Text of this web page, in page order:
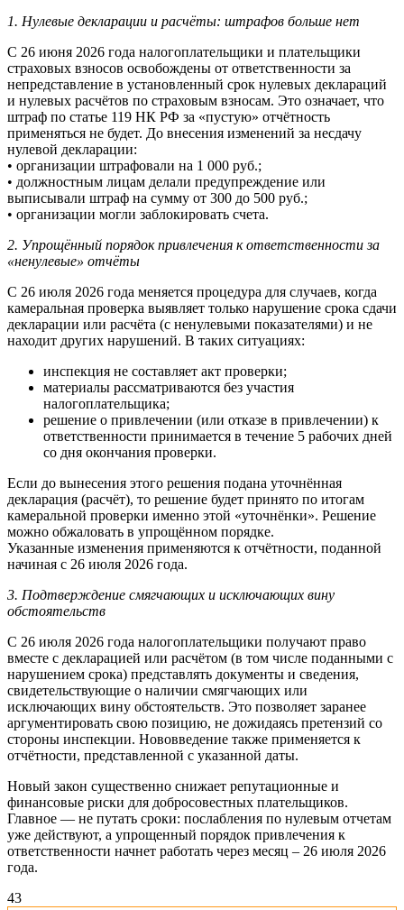
1. Нулевые декларации и расчёты: штрафов больше нет
С 26 июня 2026 года налогоплательщики и плательщики
страховых взносов освобождены от ответственности за
непредставление в установленный срок нулевых деклараций
и нулевых расчётов по страховым взносам. Это означает, что
штраф по статье 119 НК РФ за «пустую» отчётность
применяться не будет. До внесения изменений за несдачу
нулевой декларации:
• организации штрафовали на 1 000 руб.;
• должностным лицам делали предупреждение или
выписывали штраф на сумму от 300 до 500 руб.;
• организации могли заблокировать счета.
2. Упрощённый порядок привлечения к ответственности за
«ненулевые» отчёты
С 26 июля 2026 года меняется процедура для случаев, когда
камеральная проверка выявляет только нарушение срока сдачи
декларации или расчёта (с ненулевыми показателями) и не
находит других нарушений. В таких ситуациях:
инспекция не составляет акт проверки;
материалы рассматриваются без участия
налогоплательщика;
решение о привлечении (или отказе в привлечении) к
ответственности принимается в течение 5 рабочих дней
со дня окончания проверки.
Если до вынесения этого решения подана уточнённая
декларация (расчёт), то решение будет принято по итогам
камеральной проверки именно этой «уточнёнки». Решение
можно обжаловать в упрощённом порядке.
Указанные изменения применяются к отчётности, поданной
начиная с 26 июля 2026 года.
3. Подтверждение смягчающих и исключающих вину
обстоятельств
С 26 июля 2026 года налогоплательщики получают право
вместе с декларацией или расчётом (в том числе поданными с
нарушением срока) представлять документы и сведения,
свидетельствующие о наличии смягчающих или
исключающих вину обстоятельств. Это позволяет заранее
аргументировать свою позицию, не дожидаясь претензий со
стороны инспекции. Нововведение также применяется к
отчётности, представленной с указанной даты.
Новый закон существенно снижает репутационные и
финансовые риски для добросовестных плательщиков.
Главное — не путать сроки: послабления по нулевым отчетам
уже действуют, а упрощенный порядок привлечения к
ответственности начнет работать через месяц – 26 июля 2026
года.
43